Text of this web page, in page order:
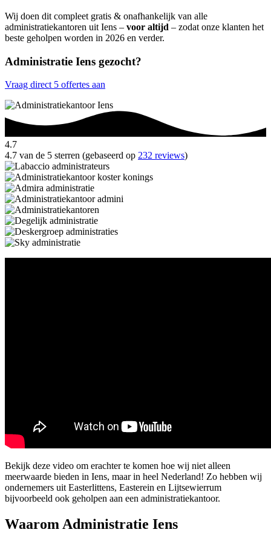
Wij doen dit compleet gratis & onafhankelijk van alle
administratiekantoren uit Iens – voor altijd – zodat onze klanten het
beste geholpen worden in 2026 en verder.
Administratie Iens gezocht?
Vraag direct 5 offertes aan
4.7
4.7 van de 5 sterren (gebaseerd op 232 reviews)
Bekijk deze video om erachter te komen hoe wij niet alleen
meerwaarde bieden in Iens, maar in heel Nederland! Zo hebben wij
ondernemers uit Easterlittens, Easterein en Lijtsewierrum
bijvoorbeeld ook geholpen aan een administratiekantoor.
Waarom Administratie Iens